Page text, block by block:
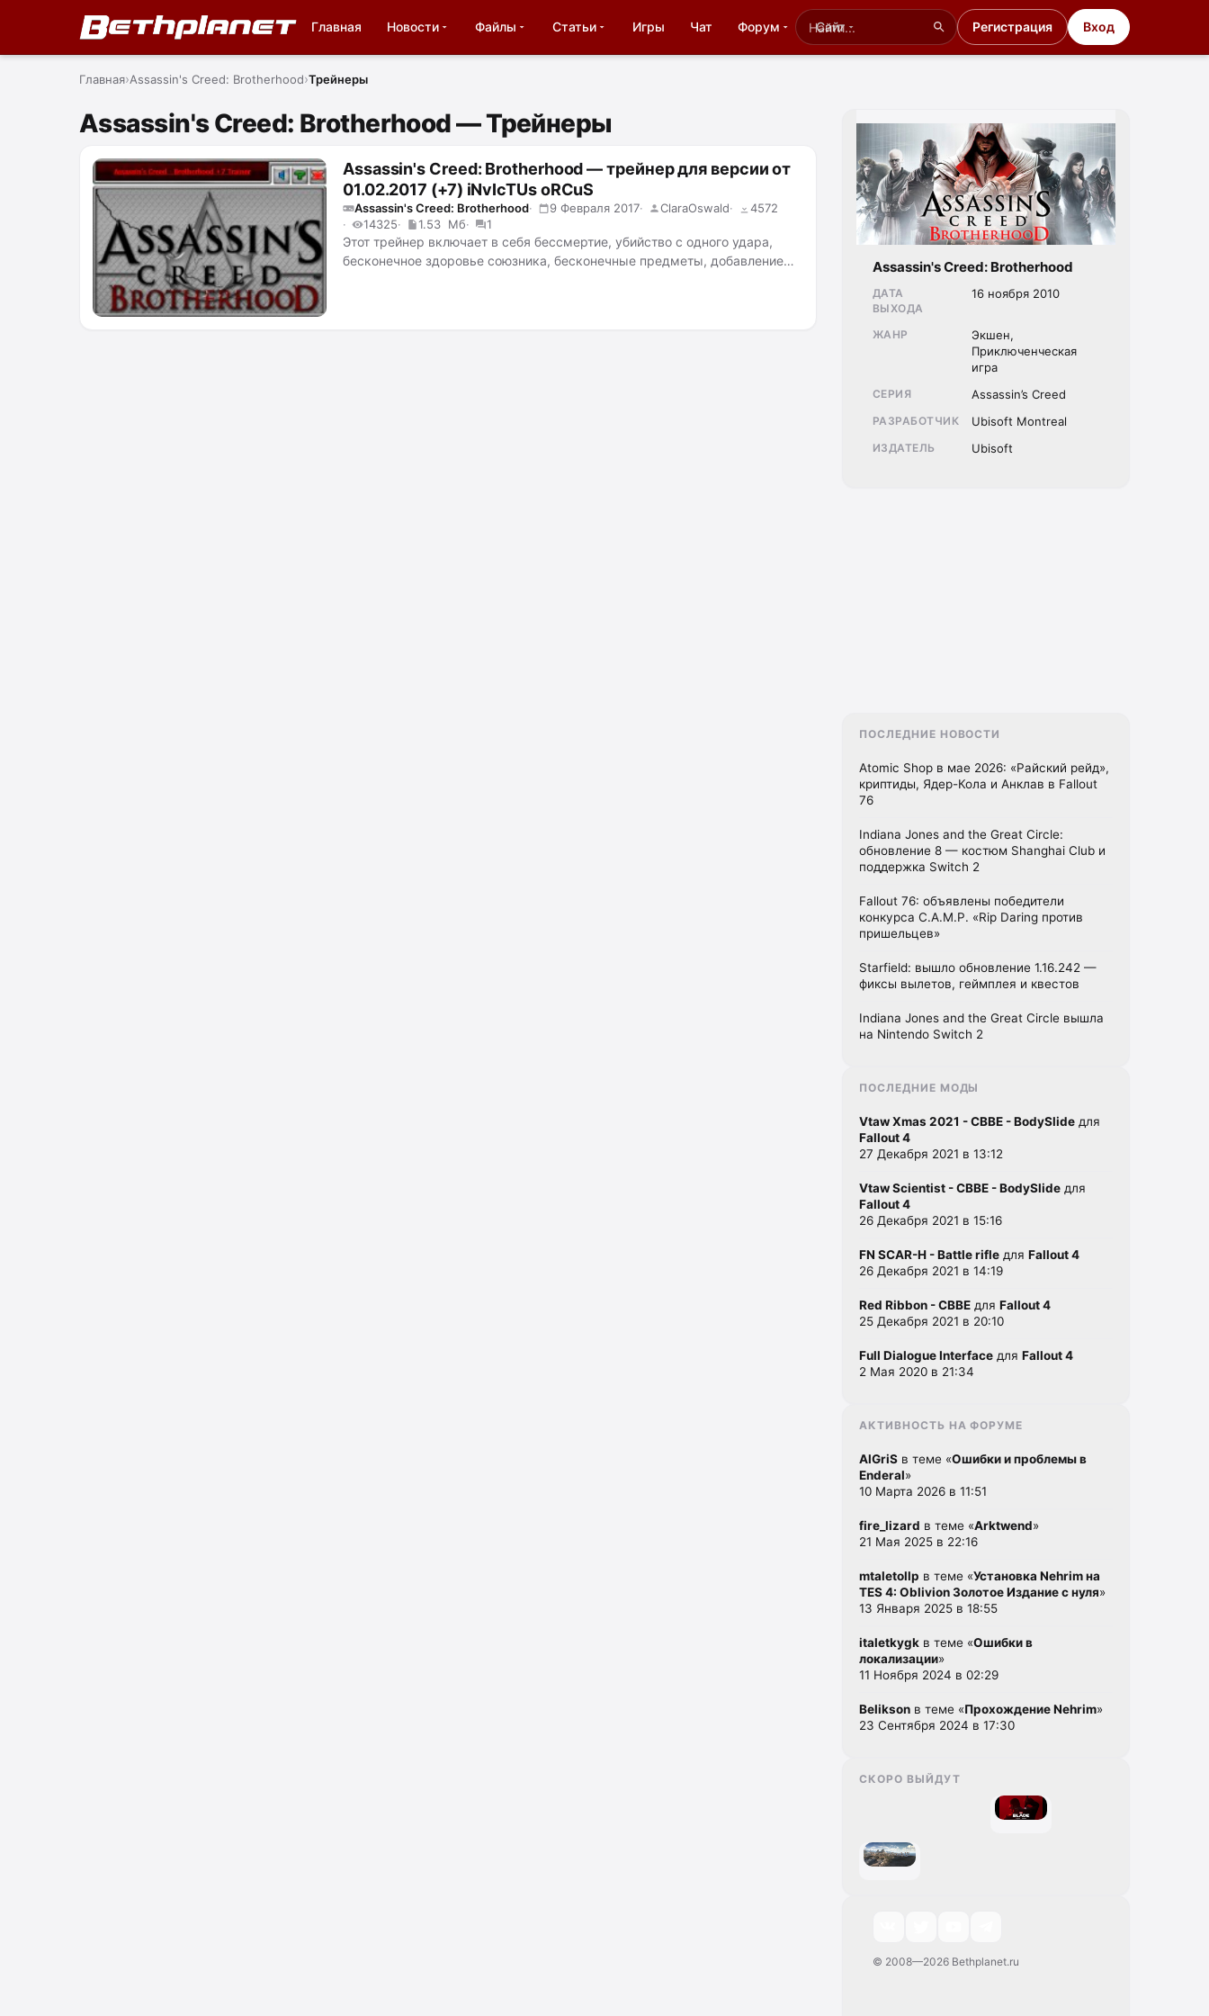
Главная Новости Файлы Статьи Игры Чат Форум Сайт Регистрация Вход
Главная Assassin's Creed: Brotherhood Трейнеры
Assassin's Creed: Brotherhood — Трейнеры
Assassin's Creed: Brotherhood — трейнер для версии от
01.02.2017 (+7) iNvIcTUs oRCuS
Assassin's Creed: Brotherhood 9 Февраля 2017 ClaraOswald
4572
14325
1.53 Мб 1
Этот трейнер включает в себя бессмертие, убийство с одного удара,
бесконечное здоровье союзника, бесконечные предметы, добавление
Assassin's Creed: Brotherhood
ДАТА
ВЫХОДА
16 ноября 2010
ЖАНР
Экшен,
Приключенческая
игра
СЕРИЯ Assassin’s Creed
РАЗРАБОТЧИК Ubisoft Montreal
ИЗДАТЕЛЬ Ubisoft
ПОСЛЕДНИЕ НОВОСТИ
Atomic Shop в мае 2026: «Райский рейд»,
криптиды, Ядер-Кола и Анклав в Fallout
76
Indiana Jones and the Great Circle:
обновление 8 — костюм Shanghai Club и
поддержка Switch 2
Fallout 76: объявлены победители
конкурса C.A.M.P. «Rip Daring против
пришельцев»
Starfield: вышло обновление 1.16.242 —
фиксы вылетов, геймплея и квестов
Indiana Jones and the Great Circle вышла
на Nintendo Switch 2
ПОСЛЕДНИЕ МОДЫ
Vtaw Xmas 2021 - CBBE - BodySlide для
Fallout 4
27 Декабря 2021 в 13:12
Vtaw Scientist - CBBE - BodySlide для
Fallout 4
26 Декабря 2021 в 15:16
FN SCAR-H - Battle rifle для Fallout 4
26 Декабря 2021 в 14:19
Red Ribbon - CBBE для Fallout 4
25 Декабря 2021 в 20:10
Full Dialogue Interface для Fallout 4
2 Мая 2020 в 21:34
АКТИВНОСТЬ НА ФОРУМЕ
AlGriS в теме «Ошибки и проблемы в
Enderal»
10 Марта 2026 в 11:51
fire_lizard в теме «Arktwend»
21 Мая 2025 в 22:16
mtaletollp в теме «Установка Nehrim на
TES 4: Oblivion Золотое Издание с нуля»
13 Января 2025 в 18:55
italetkygk в теме «Ошибки в
локализации»
11 Ноября 2024 в 02:29
Belikson в теме «Прохождение Nehrim»
23 Сентября 2024 в 17:30
СКОРО ВЫЙДУТ
© 2008—2026 Bethplanet.ru